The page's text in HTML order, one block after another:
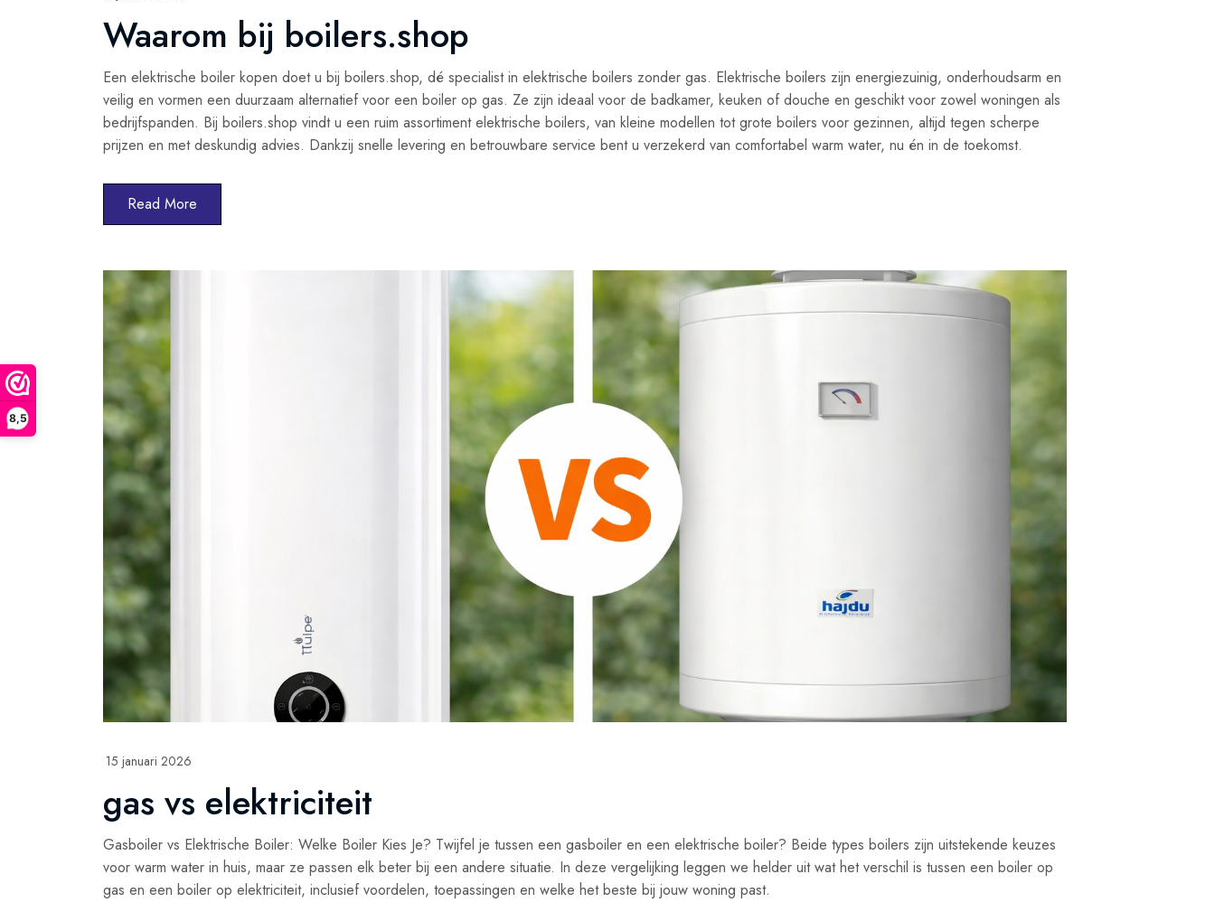
8,5
Waarom bij boilers.shop
Een elektrische boiler kopen doet u bij boilers.shop, dé specialist in elektrische boilers zonder gas. Elektrische boilers zijn energiezuinig, onderhoudsarm en
veilig en vormen een duurzaam alternatief voor een boiler op gas. Ze zijn ideaal voor de badkamer, keuken of douche en geschikt voor zowel woningen als
bedrijfspanden. Bij boilers.shop vindt u een ruim assortiment elektrische boilers, van kleine modellen tot grote boilers voor gezinnen, altijd tegen scherpe
prijzen en met deskundig advies. Dankzij snelle levering en betrouwbare service bent u verzekerd van comfortabel warm water, nu én in de toekomst.
Read More
15 januari 2026
gas vs elektriciteit
Gasboiler vs Elektrische Boiler: Welke Boiler Kies Je? Twijfel je tussen een gasboiler en een elektrische boiler? Beide types boilers zijn uitstekende keuzes
voor warm water in huis, maar ze passen elk beter bij een andere situatie. In deze vergelijking leggen we helder uit wat het verschil is tussen een boiler op
gas en een boiler op elektriciteit, inclusief voordelen, toepassingen en welke het beste bij jouw woning past.